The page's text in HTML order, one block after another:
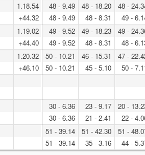
1.18.54
+44.32
48 - 9.49
48 - 9.49
48 - 18.20
48 - 8.31
48 -
49 -
1.19.02
+44.40
49 - 9.52
49 - 9.52
49 - 18.23
48 - 8.31
49 -
48 -
1.20.32
+46.10
50 - 10.21
50 - 10.21
46 - 15.31
45 - 5.10
47 -
50 -
30 - 6.36
30 - 6.36
23 - 9.17
21 - 2.41
20 -
22 -
51 - 39.14
51 - 39.14
51 - 42.30
35 - 3.16
51 -
44 -